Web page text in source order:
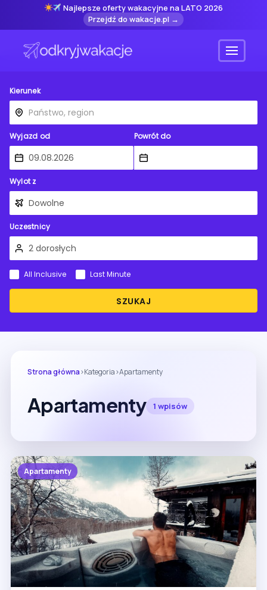
Najlepsze oferty wakacyjne na LATO 2026
Przejdź do wakacje.pl →
Menu
Kierunek
Wyjazd od Powrót do
Wylot z
Uczestnicy
SZUKAJ
All Inclusive Last Minute
Strona główna›Kategoria›Apartamenty
Apartamenty 1 wpisów
Apartamenty